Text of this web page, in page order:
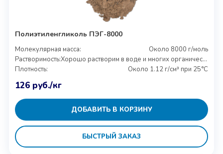
Полиэтиленгликоль ПЭГ-8000
Молекулярная масса:
Около 8000 г/моль
Растворимость:
Хорошо растворим в воде и многих органических растворителях
Плотность:
Около 1.12 г/см³ при 25°C
126 руб./кг
ДОБАВИТЬ В КОРЗИНУ
БЫСТРЫЙ ЗАКАЗ